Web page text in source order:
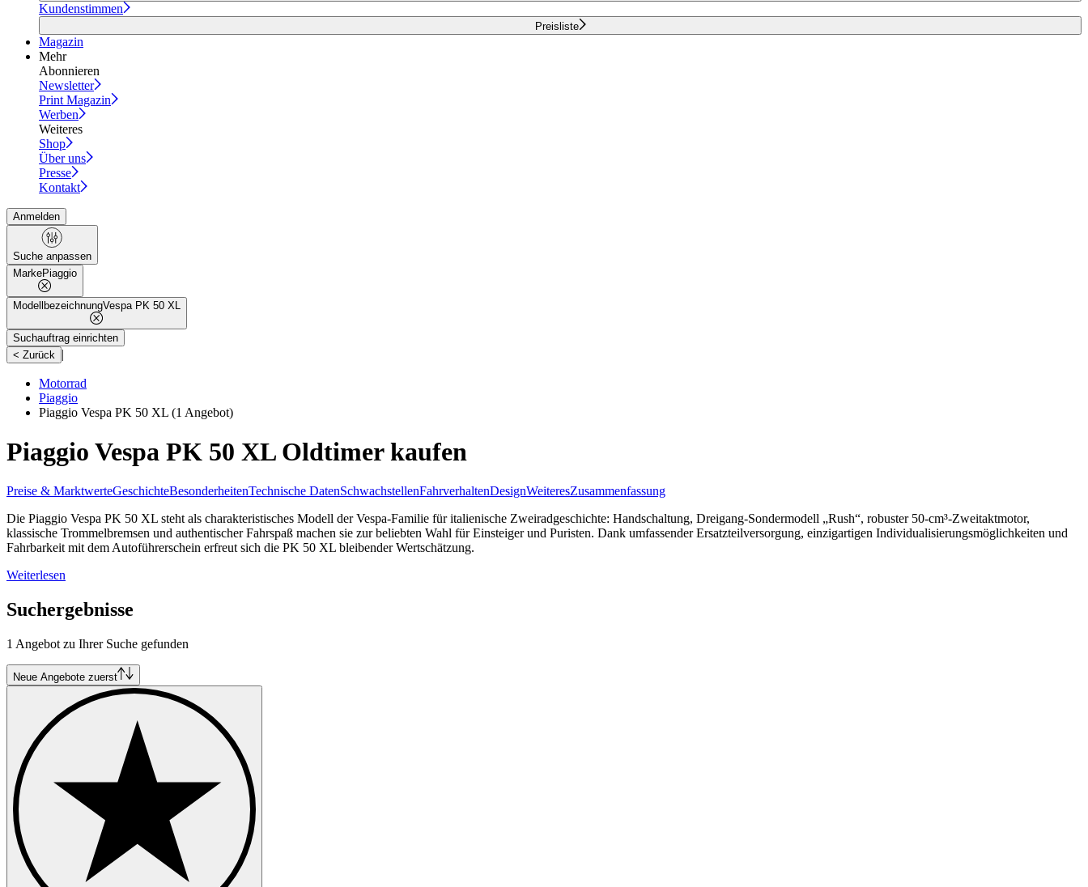
Kundenstimmen
Preisliste
Magazin
Mehr
Abonnieren
Newsletter
Print Magazin
Werben
Weiteres
Shop
Über uns
Presse
Kontakt
Anmelden
Suche anpassen
MarkePiaggio
ModellbezeichnungVespa PK 50 XL
Suchauftrag einrichten
< Zurück
|
Motorrad
Piaggio
Piaggio Vespa PK 50 XL (1 Angebot)
Piaggio Vespa PK 50 XL Oldtimer kaufen
Preise & MarktwerteGeschichteBesonderheitenTechnische DatenSchwachstellenFahrverhaltenDesignWeiteresZusammenfassung
Die Piaggio Vespa PK 50 XL steht als charakteristisches Modell der Vespa-Familie für italienische Zweiradgeschichte: Handschaltung, Dreigang-Sondermodell „Rush“, robuster 50-cm³-Zweitaktmotor,
klassische Trommelbremsen und authentischer Fahrspaß machen sie zur beliebten Wahl für Einsteiger und Puristen. Dank umfassender Ersatzteilversorgung, einzigartigen Individualisierungsmöglichkeiten und
Fahrbarkeit mit dem Autoführerschein erfreut sich die PK 50 XL bleibender Wertschätzung.
Weiterlesen
Suchergebnisse
1 Angebot zu Ihrer Suche gefunden
Neue Angebote zuerst